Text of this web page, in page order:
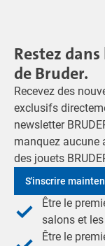
Restez
de Bruder.
Recevez des
exclusifs
newsletter
manquez aucune
des jouets
S'inscrire
Être le
salons et
Être le